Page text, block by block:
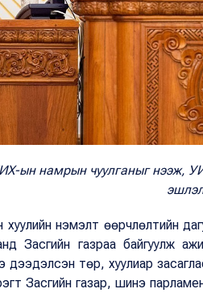
ын намрын чуулганыг нээж,
хуулийн нэмэлт өөрчлөлтийн
Засгийн газраа байгуулж
дээдэлсэн төр, хуулиар
Засгийн газар, шинэ